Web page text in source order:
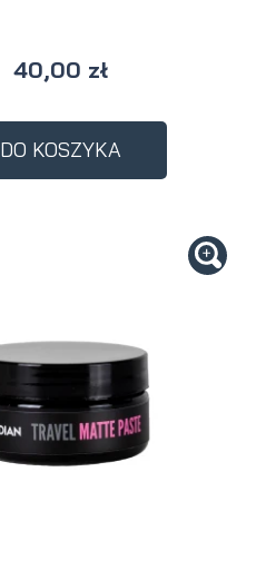
40,00 zł
DO KOSZYKA